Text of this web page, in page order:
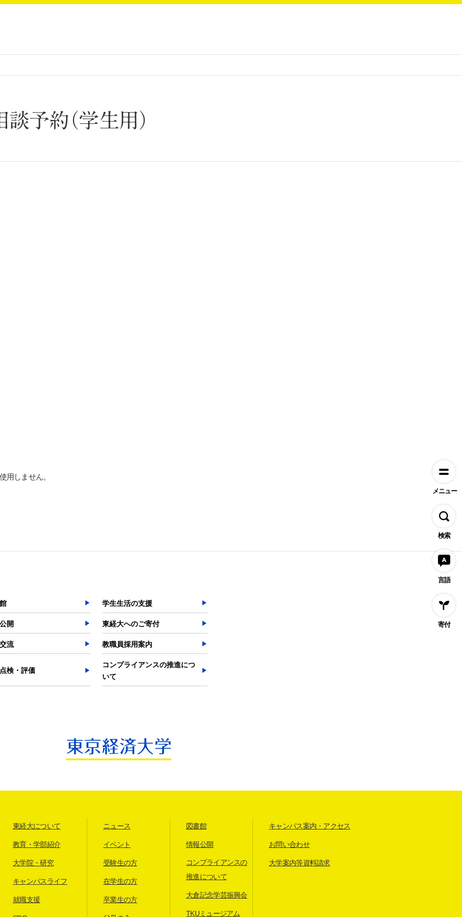
メニュー
検索
言語
寄付
オープンキャンパス
各種証明書の発行
各種手続
TKUポータル
奨学金
談予約（学生用）
用しません。
学生生活の支援
開 東経大へのご寄付
流 教職員採用案内
検・評価
コンプライアンスの推進につ
いて
東経大について
教育・学部紹介
大学院・研究
キャンパスライフ
就職支援
ニュース
イベント
受験生の方
在学生の方
卒業生の方
図書館
情報公開
コンプライアンスの
推進について
大倉記念学芸振興会
TKUミュージアム
キャンパス案内・アクセス
お問い合わせ
大学案内等資料請求